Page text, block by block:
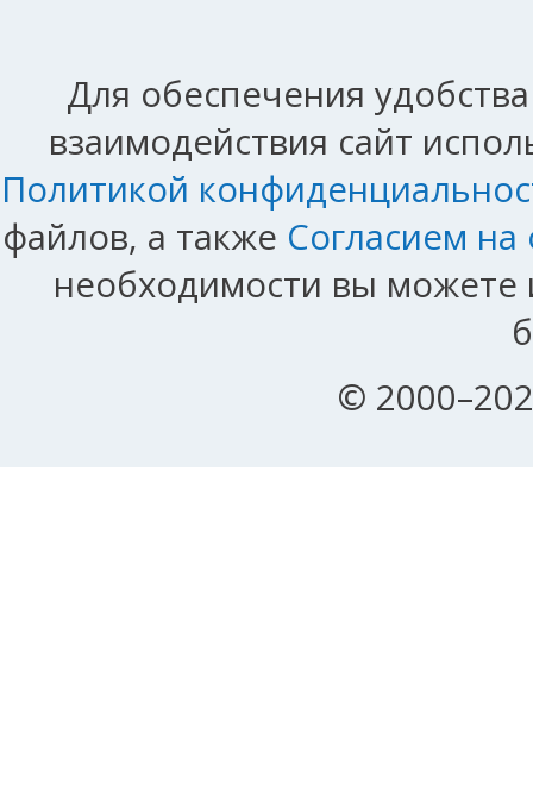
Для обеспечения
взаимодействия сайт
Политикой
файлов, а также Согласием
необходимости вы можете
©